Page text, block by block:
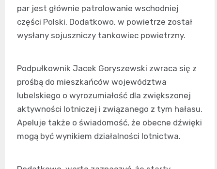
par jest głównie patrolowanie wschodniej
części Polski. Dodatkowo, w powietrze został
wysłany sojuszniczy tankowiec powietrzny.
Podpułkownik Jacek Goryszewski zwraca się z
prośbą do mieszkańców województwa
lubelskiego o wyrozumiałość dla zwiększonej
aktywności lotniczej i związanego z tym hałasu.
Apeluje także o świadomość, że obecne dźwięki
mogą być wynikiem działalności lotnictwa.